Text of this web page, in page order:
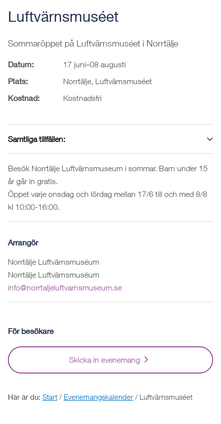
Luftvärnsmuséet
Sommaröppet på Luftvärnsmuséet i Norrtälje
Datum: 17 juni–08 augusti
Plats: Norrtälje, Luftvärnsmuséet
Kostnad: Kostnadsfri
Samtliga tillfällen:
Besök Norrtälje Luftvärnsmuseum i sommar. Barn under 15
år går in gratis.
Öppet varje onsdag och lördag mellan 17/6 till och med 8/8
kl 10:00-16:00.
Arrangör
Norrtälje Luftvärnsmuséum
Norrtälje Luftvärnsmuséum
info@norrtaljeluftvarnsmuseum.se
För besökare
Skicka in evenemang
Här är du: Start / Evenemangskalender / Luftvärnsmuséet